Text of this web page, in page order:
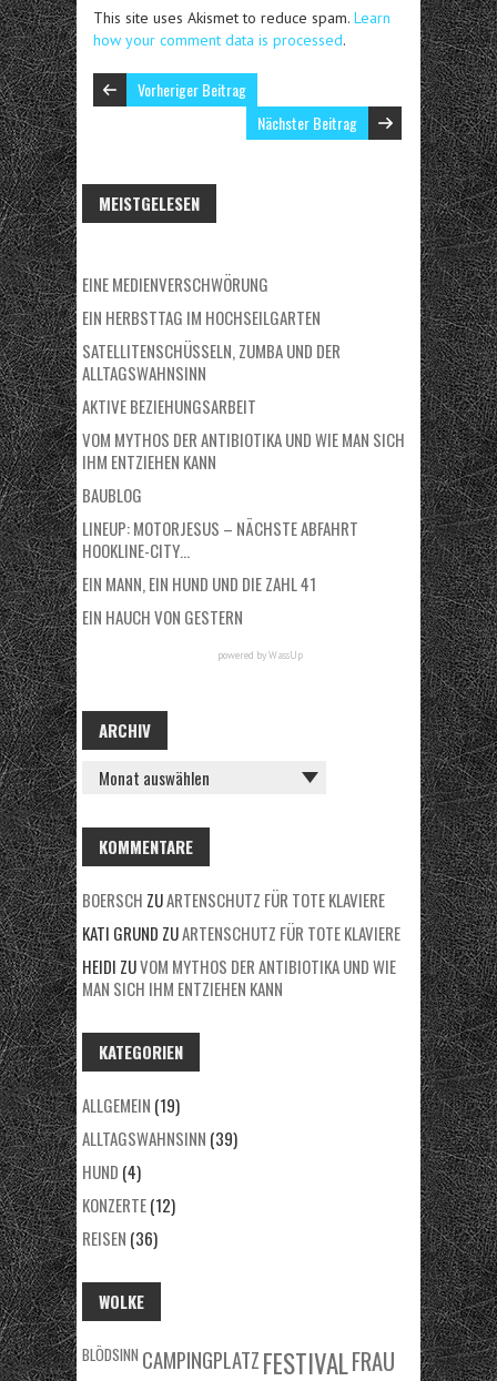
This site uses Akismet to reduce spam. Learn
how your comment data is processed.
Vorheriger Beitrag
Nächster Beitrag
MEISTGELESEN
EINE MEDIENVERSCHWÖRUNG
EIN HERBSTTAG IM HOCHSEILGARTEN
SATELLITENSCHÜSSELN, ZUMBA UND DER
ALLTAGSWAHNSINN
AKTIVE BEZIEHUNGSARBEIT
VOM MYTHOS DER ANTIBIOTIKA UND WIE MAN SICH
IHM ENTZIEHEN KANN
BAUBLOG
LINEUP: MOTORJESUS – NÄCHSTE ABFAHRT
HOOKLINE-CITY…
EIN MANN, EIN HUND UND DIE ZAHL 41
EIN HAUCH VON GESTERN
powered byWassUp
ARCHIV
A
R
H
I
V
KOMMENTARE
BOERSCH ZUARTENSCHUTZ FÜR TOTE KLAVIERE
KATI GRUND ZUARTENSCHUTZ FÜR TOTE KLAVIERE
HEIDI ZUVOM MYTHOS DER ANTIBIOTIKA UND WIE
MAN SICH IHM ENTZIEHEN KANN
KATEGORIEN
ALLGEMEIN (19)
ALLTAGSWAHNSINN (39)
HUND (4)
KONZERTE(12)
REISEN (36)
WOLKE
BLÖDSINN CAMPINGPLATZFESTIVALFRAU